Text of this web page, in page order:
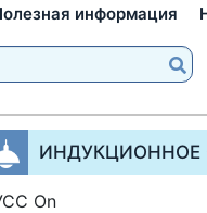
информация
ИНДУКЦИОННОЕ
On